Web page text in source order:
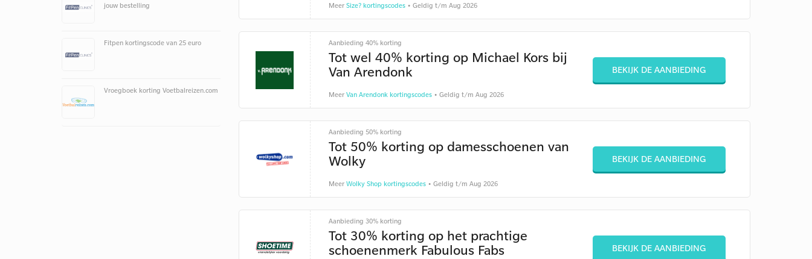
Meer Size? kortingscodes• Geldig t/m Aug 2026
Aanbieding 40% korting
Tot wel 40% korting op Michael Kors bij
Van Arendonk
Meer Van Arendonk kortingscodes• Geldig t/m Aug 2026
BEKIJK DE AANBIEDING
Aanbieding 50% korting
Tot 50% korting op damesschoenen van
Wolky
Meer Wolky Shop kortingscodes• Geldig t/m Aug 2026
BEKIJK DE AANBIEDING
Aanbieding 30% korting
Tot 30% korting op het prachtige
schoenenmerk Fabulous Fabs
BEKIJK DE AANBIEDING
jouw bestelling
Fitpen kortingscode van 25 euro
Vroegboek korting Voetbalreizen.com